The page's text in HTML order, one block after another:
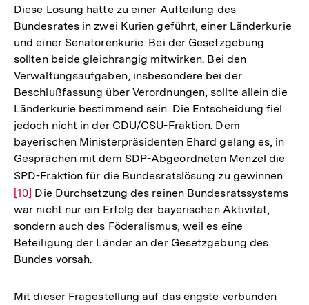
Diese Lösung hätte zu einer Aufteilung des
Bundesrates in zwei Kurien geführt, einer Länderkurie
und einer Senatorenkurie. Bei der Gesetzgebung
sollten beide gleichrangig mitwirken. Bei den
Verwaltungsaufgaben, insbesondere bei der
Beschlußfassung über Verordnungen, sollte allein die
Länderkurie bestimmend sein. Die Entscheidung fiel
jedoch nicht in der CDU/CSU-Fraktion. Dem
bayerischen Ministerpräsidenten Ehard gelang es, in
Gesprächen mit dem SDP-Abgeordneten Menzel die
SPD-Fraktion für die Bundesratslösung zu gewinnen
[10] Die Durchsetzung des reinen Bundesratssystems
war nicht nur ein Erfolg der bayerischen Aktivität,
sondern auch des Föderalismus, weil es eine
Beteiligung der Länder an der Gesetzgebung des
Bundes vorsah.
Mit dieser Fragestellung auf das engste verbunden